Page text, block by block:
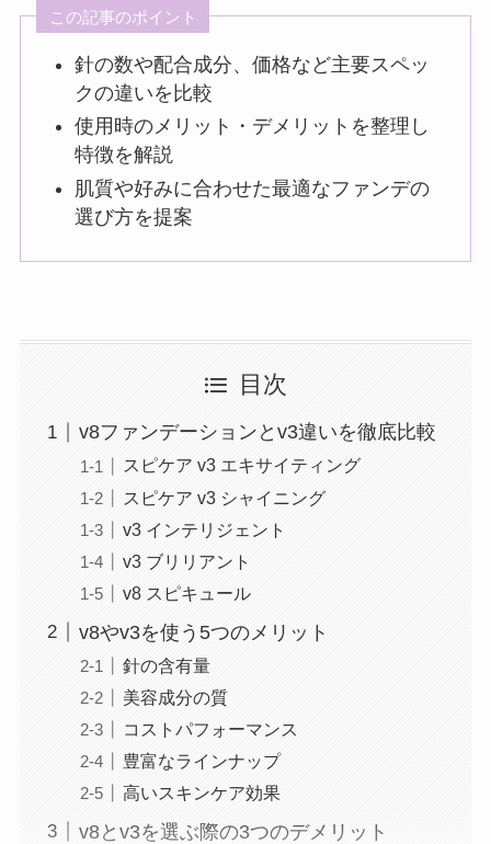
この記事のポイント
針の数や配合成分、価格など主要スペッ
クの違いを比較
使用時のメリット・デメリットを整理し
特徴を解説
肌質や好みに合わせた最適なファンデの
選び方を提案
目次
v8ファンデーションとv3違いを徹底比較
スピケア v3 エキサイティング
スピケア v3 シャイニング
v3 インテリジェント
v3 ブリリアント
v8 スピキュール
v8やv3を使う5つのメリット
針の含有量
美容成分の質
コストパフォーマンス
豊富なラインナップ
高いスキンケア効果
v8とv3を選ぶ際の3つのデメリット